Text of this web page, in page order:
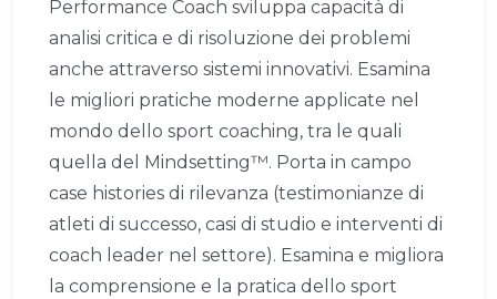
Performance Coach sviluppa capacità di
analisi critica e di risoluzione dei problemi
anche attraverso sistemi innovativi. Esamina
le migliori pratiche moderne applicate nel
mondo dello sport coaching, tra le quali
quella del Mindsetting™. Porta in campo
case histories di rilevanza (testimonianze di
atleti di successo, casi di studio e interventi di
coach leader nel settore). Esamina e migliora
la comprensione e la pratica dello sport